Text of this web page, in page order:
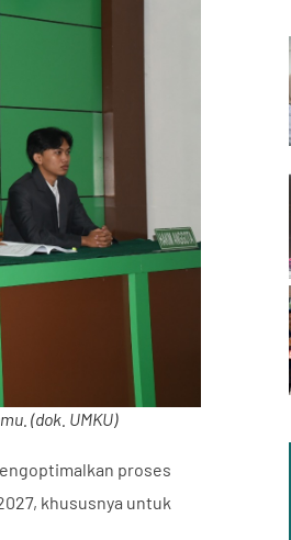
(dok. UMKU)
proses
khususnya untuk